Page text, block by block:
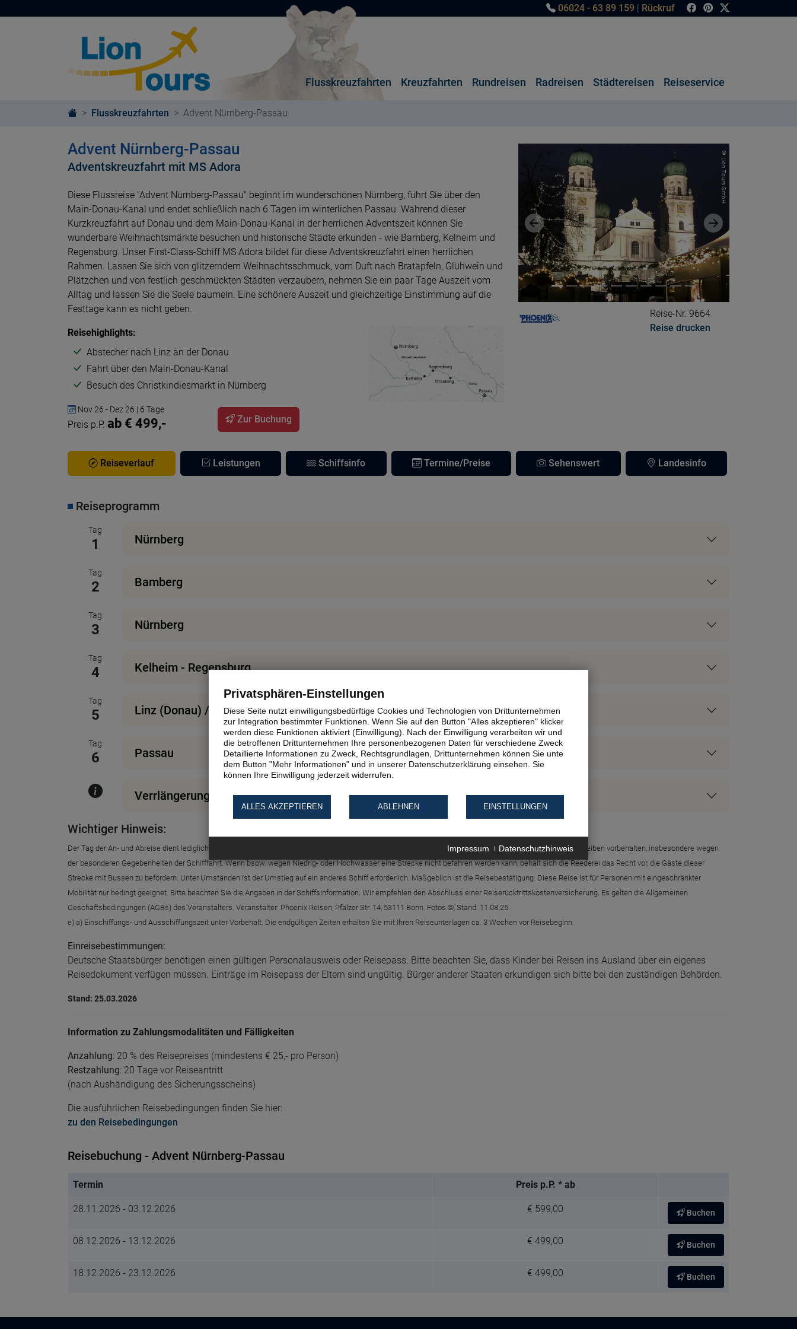
06024 - 63 89 159 | Rückruf
Flusskreuzfahrten Kreuzfahrten Rundreisen Radreisen Städtereisen Reiseservice
Flusskreuzfahrten Advent Nürnberg-Passau
Advent Nürnberg-Passau
Adventskreuzfahrt mit MS Adora © Lion Tours GmbH
Vorheriges Bild Nächstes Bild
Reise-Nr. 9664
Reise drucken
Diese Flussreise "Advent Nürnberg-Passau" beginnt im wunderschönen Nürnberg, führt Sie über den
Main-Donau-Kanal und endet schließlich nach 6 Tagen im winterlichen Passau. Während dieser
Kurzkreuzfahrt auf Donau und dem Main-Donau-Kanal in der herrlichen Adventszeit können Sie
wunderbare Weihnachtsmärkte besuchen und historische Städte erkunden - wie Bamberg, Kelheim und
Regensburg. Unser First-Class-Schiff MS Adora bildet für diese Adventskreuzfahrt einen herrlichen
Rahmen. Lassen Sie sich von glitzerndem Weihnachtsschmuck, vom Duft nach Bratäpfeln, Glühwein und
Plätzchen und von festlich geschmückten Städten verzaubern, nehmen Sie ein paar Tage Auszeit vom
Alltag und lassen Sie die Seele baumeln. Eine schönere Auszeit und gleichzeitige Einstimmung auf die
Festtage kann es nicht geben.
Reisehighlights:
Abstecher nach Linz an der Donau
Fahrt über den Main-Donau-Kanal
Besuch des Christkindlesmarkt in Nürnberg
Nov 26 - Dez 26 | 6 Tage
Preis p.P. ab € 499,- Zur Buchung
Reiseverlauf Leistungen Schiffsinfo Termine/Preise Sehenswert Landesinfo
Reiseprogramm
Tag
1 Nürnberg
Tag
2 Bamberg
Tag
3 Nürnberg
Tag
4 Kelheim - Regensburg
Tag
5 Linz (Donau) / Österreich
Tag
6 Passau
Verrlängerung in Passau:
Wichtiger Hinweis:
Der Tag der An- und Abreise dient lediglich der Erbringung der vertraglichen Beförderungsleistung. Änderungen der Reiseverläufe und Ausflugsprogramme bleiben vorbehalten, insbesondere wegen
der besonderen Gegebenheiten der Schifffahrt. Wenn bspw. wegen Niedrig- oder Hochwasser eine Strecke nicht befahren werden kann, behält sich die Reederei das Recht vor, die Gäste dieser
Strecke mit Bussen zu befördern. Unter Umständen ist der Umstieg auf ein anderes Schiff erforderlich. Maßgeblich ist die Reisebestätigung. Diese Reise ist für Personen mit eingeschränkter
Mobilität nur bedingt geeignet. Bitte beachten Sie die Angaben in der Schiffsinformation. Wir empfehlen den Abschluss einer Reiserücktrittskostenversicherung. Es gelten die Allgemeinen
Geschäftsbedingungen (AGBs) des Veranstalters. Veranstalter: Phoenix Reisen, Pfälzer Str. 14, 53111 Bonn. Fotos ©, Stand: 11.08.25
e) a) Einschiffungs- und Ausschiffungszeit unter Vorbehalt. Die endgültigen Zeiten erhalten Sie mit Ihren Reiseunterlagen ca. 3 Wochen vor Reisebeginn.
Einreisebestimmungen:
Deutsche Staatsbürger benötigen einen gültigen Personalausweis oder Reisepass. Bitte beachten Sie, dass Kinder bei Reisen ins Ausland über ein eigenes
Reisedokument verfügen müssen. Einträge im Reisepass der Eltern sind ungültig. Bürger anderer Staaten erkundigen sich bitte bei den zuständigen Behörden.
Stand: 25.03.2026
Information zu Zahlungsmodalitäten und Fälligkeiten
Anzahlung: 20 % des Reisepreises (mindestens € 25,- pro Person)
Restzahlung: 20 Tage vor Reiseantritt
(nach Aushändigung des Sicherungsscheins)
Die ausführlichen Reisebedingungen finden Sie hier:
zu den Reisebedingungen
Reisebuchung - Advent Nürnberg-Passau
Termin Preis p.P. * ab
28.11.2026 - 03.12.2026 € 599,00 Buchen
08.12.2026 - 13.12.2026 € 499,00 Buchen
18.12.2026 - 23.12.2026 € 499,00 Buchen
Privatsphären-Einstellungen
Diese Seite nutzt einwilligungsbedürftige Cookies und Technologien von Drittunternehmen
zur Integration bestimmter Funktionen. Wenn Sie auf den Button "Alles akzeptieren" klicken,
werden diese Funktionen aktiviert (Einwilligung). Nach der Einwilligung verarbeiten wir und
die betroffenen Drittunternehmen Ihre personenbezogenen Daten für verschiedene Zwecke.
Detaillierte Informationen zu Zweck, Rechtsgrundlagen, Drittunternehmen können Sie unter
dem Button "Mehr Informationen" und in unserer Datenschutzerklärung einsehen. Sie
können Ihre Einwilligung jederzeit widerrufen.
ALLES AKZEPTIEREN ABLEHNEN EINSTELLUNGEN
Impressum Datenschutzhinweis